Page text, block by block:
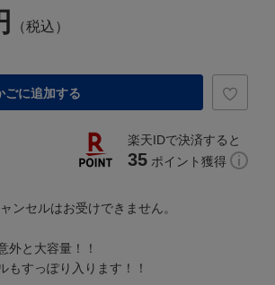
（税込）
ごに追加する
楽天IDで決済すると
35 ポイント獲得
ンセルはお受けできません。
外と大容量！！
もすっぽり入ります！！